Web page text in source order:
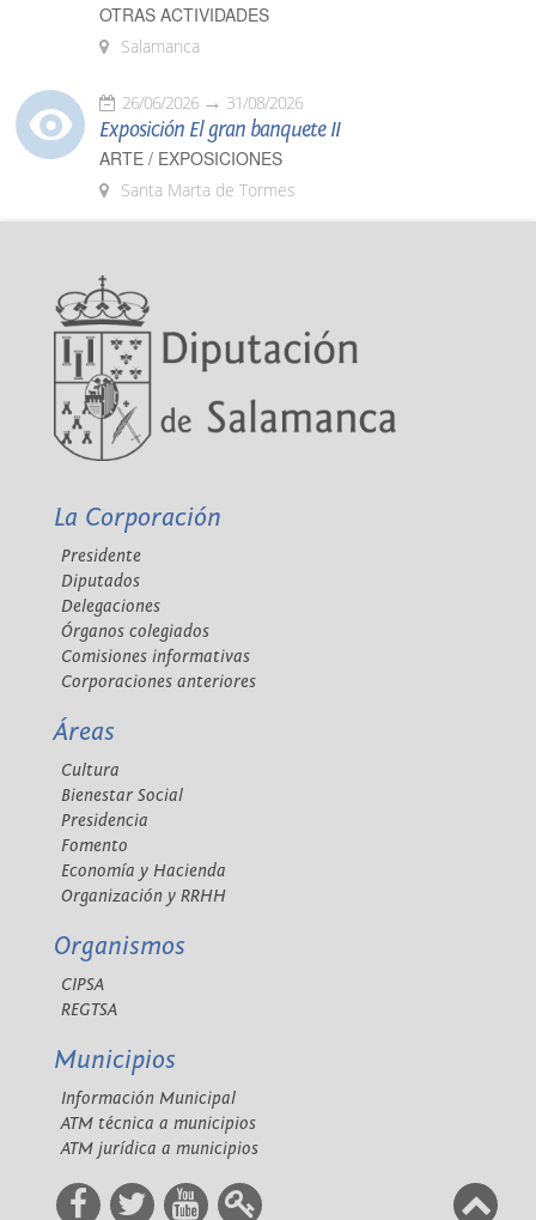
OTRAS ACTIVIDADES
Salamanca
26/06/2026 31/08/2026
Exposición El gran banquete II
ARTE / EXPOSICIONES
Santa Marta de Tormes
La Corporación
Presidente
Diputados
Delegaciones
Órganos colegiados
Comisiones informativas
Corporaciones anteriores
Áreas
Cultura
Bienestar Social
Presidencia
Fomento
Economía y Hacienda
Organización y RRHH
Organismos
CIPSA
REGTSA
Municipios
Información Municipal
ATM técnica a municipios
ATM jurídica a municipios